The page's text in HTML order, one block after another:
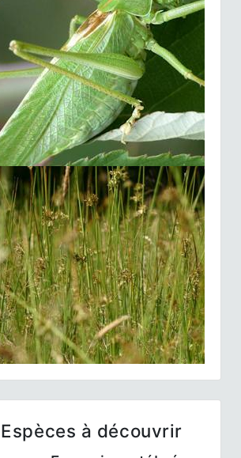
Fiche espèce
Solidage verge-d'or |
Solidago virgaurea
2026-08-04
Fiche espèce
Glycérie flottante |
Glyceria fluitans
2026-08-04
Fiche espèce
Épervière de Savoie |
Hieracium sabaudum
2026-08-04
Fiche espèce
Patience petite-oseille
|Rumex acetosella
2026-08-04
Fiche espèce
Violette de
Reichenbach |Viola
reichenbachiana
2026-08-04
Espèces à découvrir